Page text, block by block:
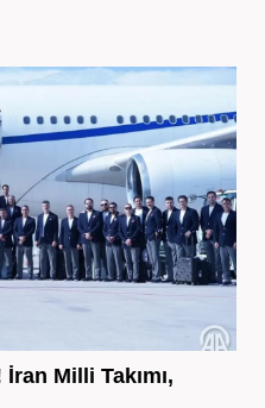
Milli Takımı,